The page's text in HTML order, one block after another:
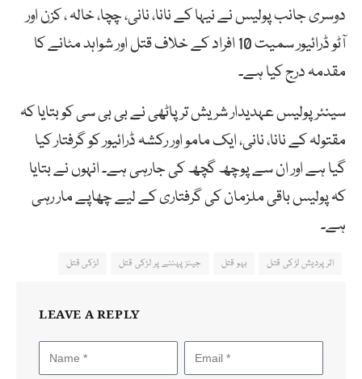
دوسری جانب پولیس نے نیہا کے نانا، نانی، چچا، خالہ ، کزن اور
آٹو ڈرائیور سمیت 10 افراد کے خلاف قتل اور شواہد مٹانے کا
مقدمہ درج کیا ہے۔
سینئر پولیس عہدیدار شریش ترپاٹھی نے بی بی سی کو بتایا کہ
مقتولہ کے نانا، نانی، ایک مامو اور رکشہ ڈرائیور کو گرفتار کیا
گیا ہے اور ان سے پوچھ گچھ کی جارہی ہے۔ انہوں نے بتایا
کہ پولیس باقی ملزمان کی گرفتاری کے لیے چھاپے مار رہی
ہے۔
اترپردیش لڑکی قتل بہو قتل جینز پہننے پر لڑکی قتل لڑکی قتل
LEAVE A REPLY